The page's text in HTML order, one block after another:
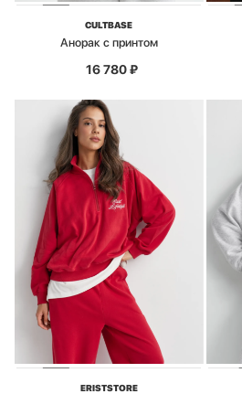
CULTBASE
Анорак с принтом
16 780₽
ERISTSTORE